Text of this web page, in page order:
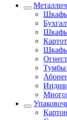
Шкафы
Шкафы
Шкафы
Тумбы